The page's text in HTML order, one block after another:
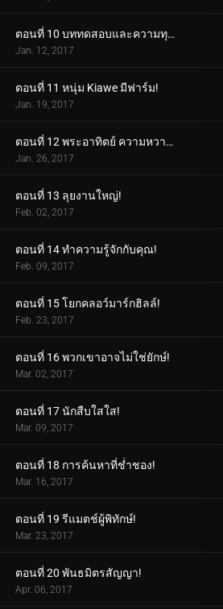
ตอนที่ 10 บททดสอบและความทุกข์ยาก!
Jan. 12, 2017
ตอนที่ 11 หนุ่ม Kiawe มีฟาร์ม!
Jan. 19, 2017
ตอนที่ 12 พระอาทิตย์ ความหวาดกลัว รังลับ!
Jan. 26, 2017
ตอนที่ 13 ลุยงานใหญ่!
Feb. 02, 2017
ตอนที่ 14 ทำความรู้จักกับคุณ!
Feb. 09, 2017
ตอนที่ 15 โยกคลอว์มาร์กฮิลล์!
Feb. 23, 2017
ตอนที่ 16 พวกเขาอาจไม่ใช่ยักษ์!
Mar. 02, 2017
ตอนที่ 17 นักสืบใสใส!
Mar. 09, 2017
ตอนที่ 18 การค้นหาที่ช่ำชอง!
Mar. 16, 2017
ตอนที่ 19 รีแมตช์ผู้พิทักษ์!
Mar. 23, 2017
ตอนที่ 20 พันธมิตรสัญญา!
Apr. 06, 2017